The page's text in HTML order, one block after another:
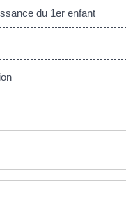
du 1er enfant